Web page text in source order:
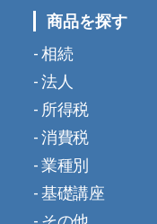
商品を探す
相続
法人
所得税
消費税
業種別
基礎講座